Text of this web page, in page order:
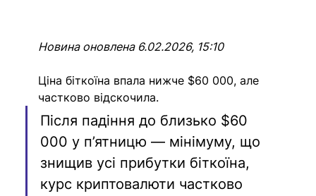
Новина оновлена 6.02.2026, 15:10
Ціна біткоїна впала нижче $60 000, але
частково відскочила.
Після падіння до близько $60
000 у п’ятницю — мінімуму, що
знищив усі прибутки біткоїна,
курс криптовалюти частково